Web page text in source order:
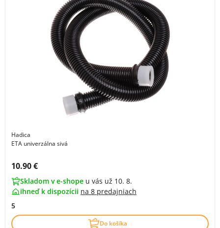
Hadica
ETA univerzálna sivá
Cena s DPH:
10.90 €
Skladom v e-shope u vás už 10. 8.
ihneď k dispozícii na 8 predajniach
5
Do košíka